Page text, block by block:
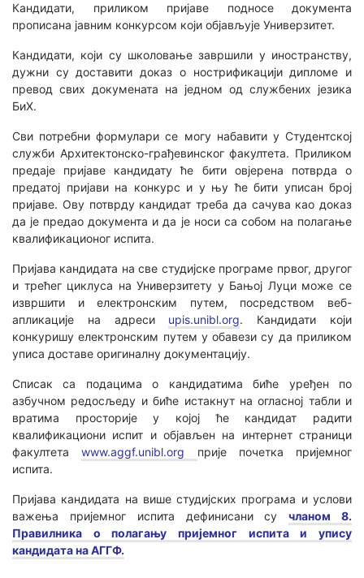
Кандидати, приликом пријаве подносе документа
прописана јавним конкурсом који објављује Универзитет.
Кандидати, који су школовање завршили у иностранству,
дужни су доставити доказ о нострификацији дипломе и
превод свих докумената на једном од службених језика
БиХ.
Сви потребни формулари се могу набавити у Студентској
служби Архитектонско-грађевинског факултета. Приликом
предаје пријаве кандидату ће бити овјерена потврда о
предатој пријави на конкурс и у њу ће бити уписан број
пријаве. Ову потврду кандидат треба да сачува као доказ
да је предао документа и да је носи са собом на полагање
квалификационог испита.
Пријава кандидата на све студијске програме првог, другог
и трећег циклуса на Универзитету у Бањој Луци може се
извршити и електронским путем, посредством веб-
апликације на адреси upis.unibl.org. Кандидати који
конкуришу електронским путем у обавези су да приликом
уписа доставе оригиналну документацију.
Списак са подацима о кандидатима биће уређен по
азбучном редосљеду и биће истакнут на огласној табли и
вратима просторије у којој ће кандидат радити
квалификациони испит и објављен на интернет страници
факултетаwww.aggf.unibl.org прије почетка пријемног
испита.
Пријава кандидата на више студијских програма и услови
важења пријемног испита дефинисани сучланом 8.
Правилника о полагању пријемног испита и упису
кандидата на АГГФ.